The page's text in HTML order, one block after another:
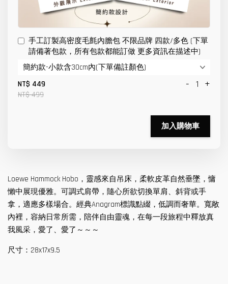
手工訂製高密度毛氈內膽包 不限品牌 四款/多色 (下單
請備著包款，所有包款都能訂做 更多資訊在描述中)
NT$ 449
NT$ 499
- +
加入購物車
Loewe Hammock Hobo，靈感來自吊床，柔軟皮革自然垂墜，慵
懶中展現優雅。可調式肩帶，隨心所欲切換單肩、斜背或手
拿，適應多樣場合。經典Anagram標識點綴，低調而奢華。寬敞
內裡，容納日常所需，陪伴自由靈魂，在每一段旅程中釋放真
我風采，愛了、愛了～～～
尺寸：28x17x9.5